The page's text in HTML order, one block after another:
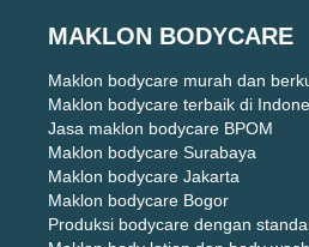
MAKLON BODYCARE
Maklon bodycare murah dan
Maklon bodycare terbaik di
Jasa maklon bodycare BPOM
Maklon bodycare Surabaya
Maklon bodycare Jakarta
Maklon bodycare Bogor
Produksi bodycare dengan